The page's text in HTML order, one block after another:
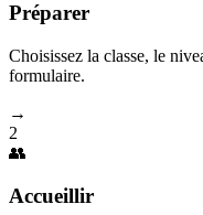
Préparer
Choisissez la classe, le
formulaire.
→
2
👥
Accueillir